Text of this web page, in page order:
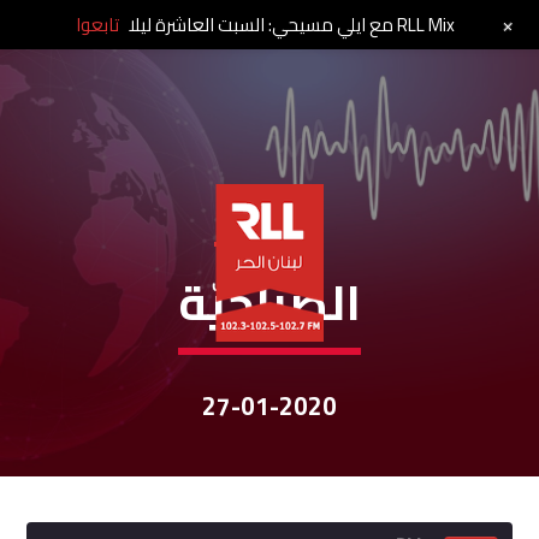
نشرات الأخبار
الصباحيّة
27-01-2020
RLL Mix مع ايلي مسيحي: السبت العاشرة ليلا تابعوا +